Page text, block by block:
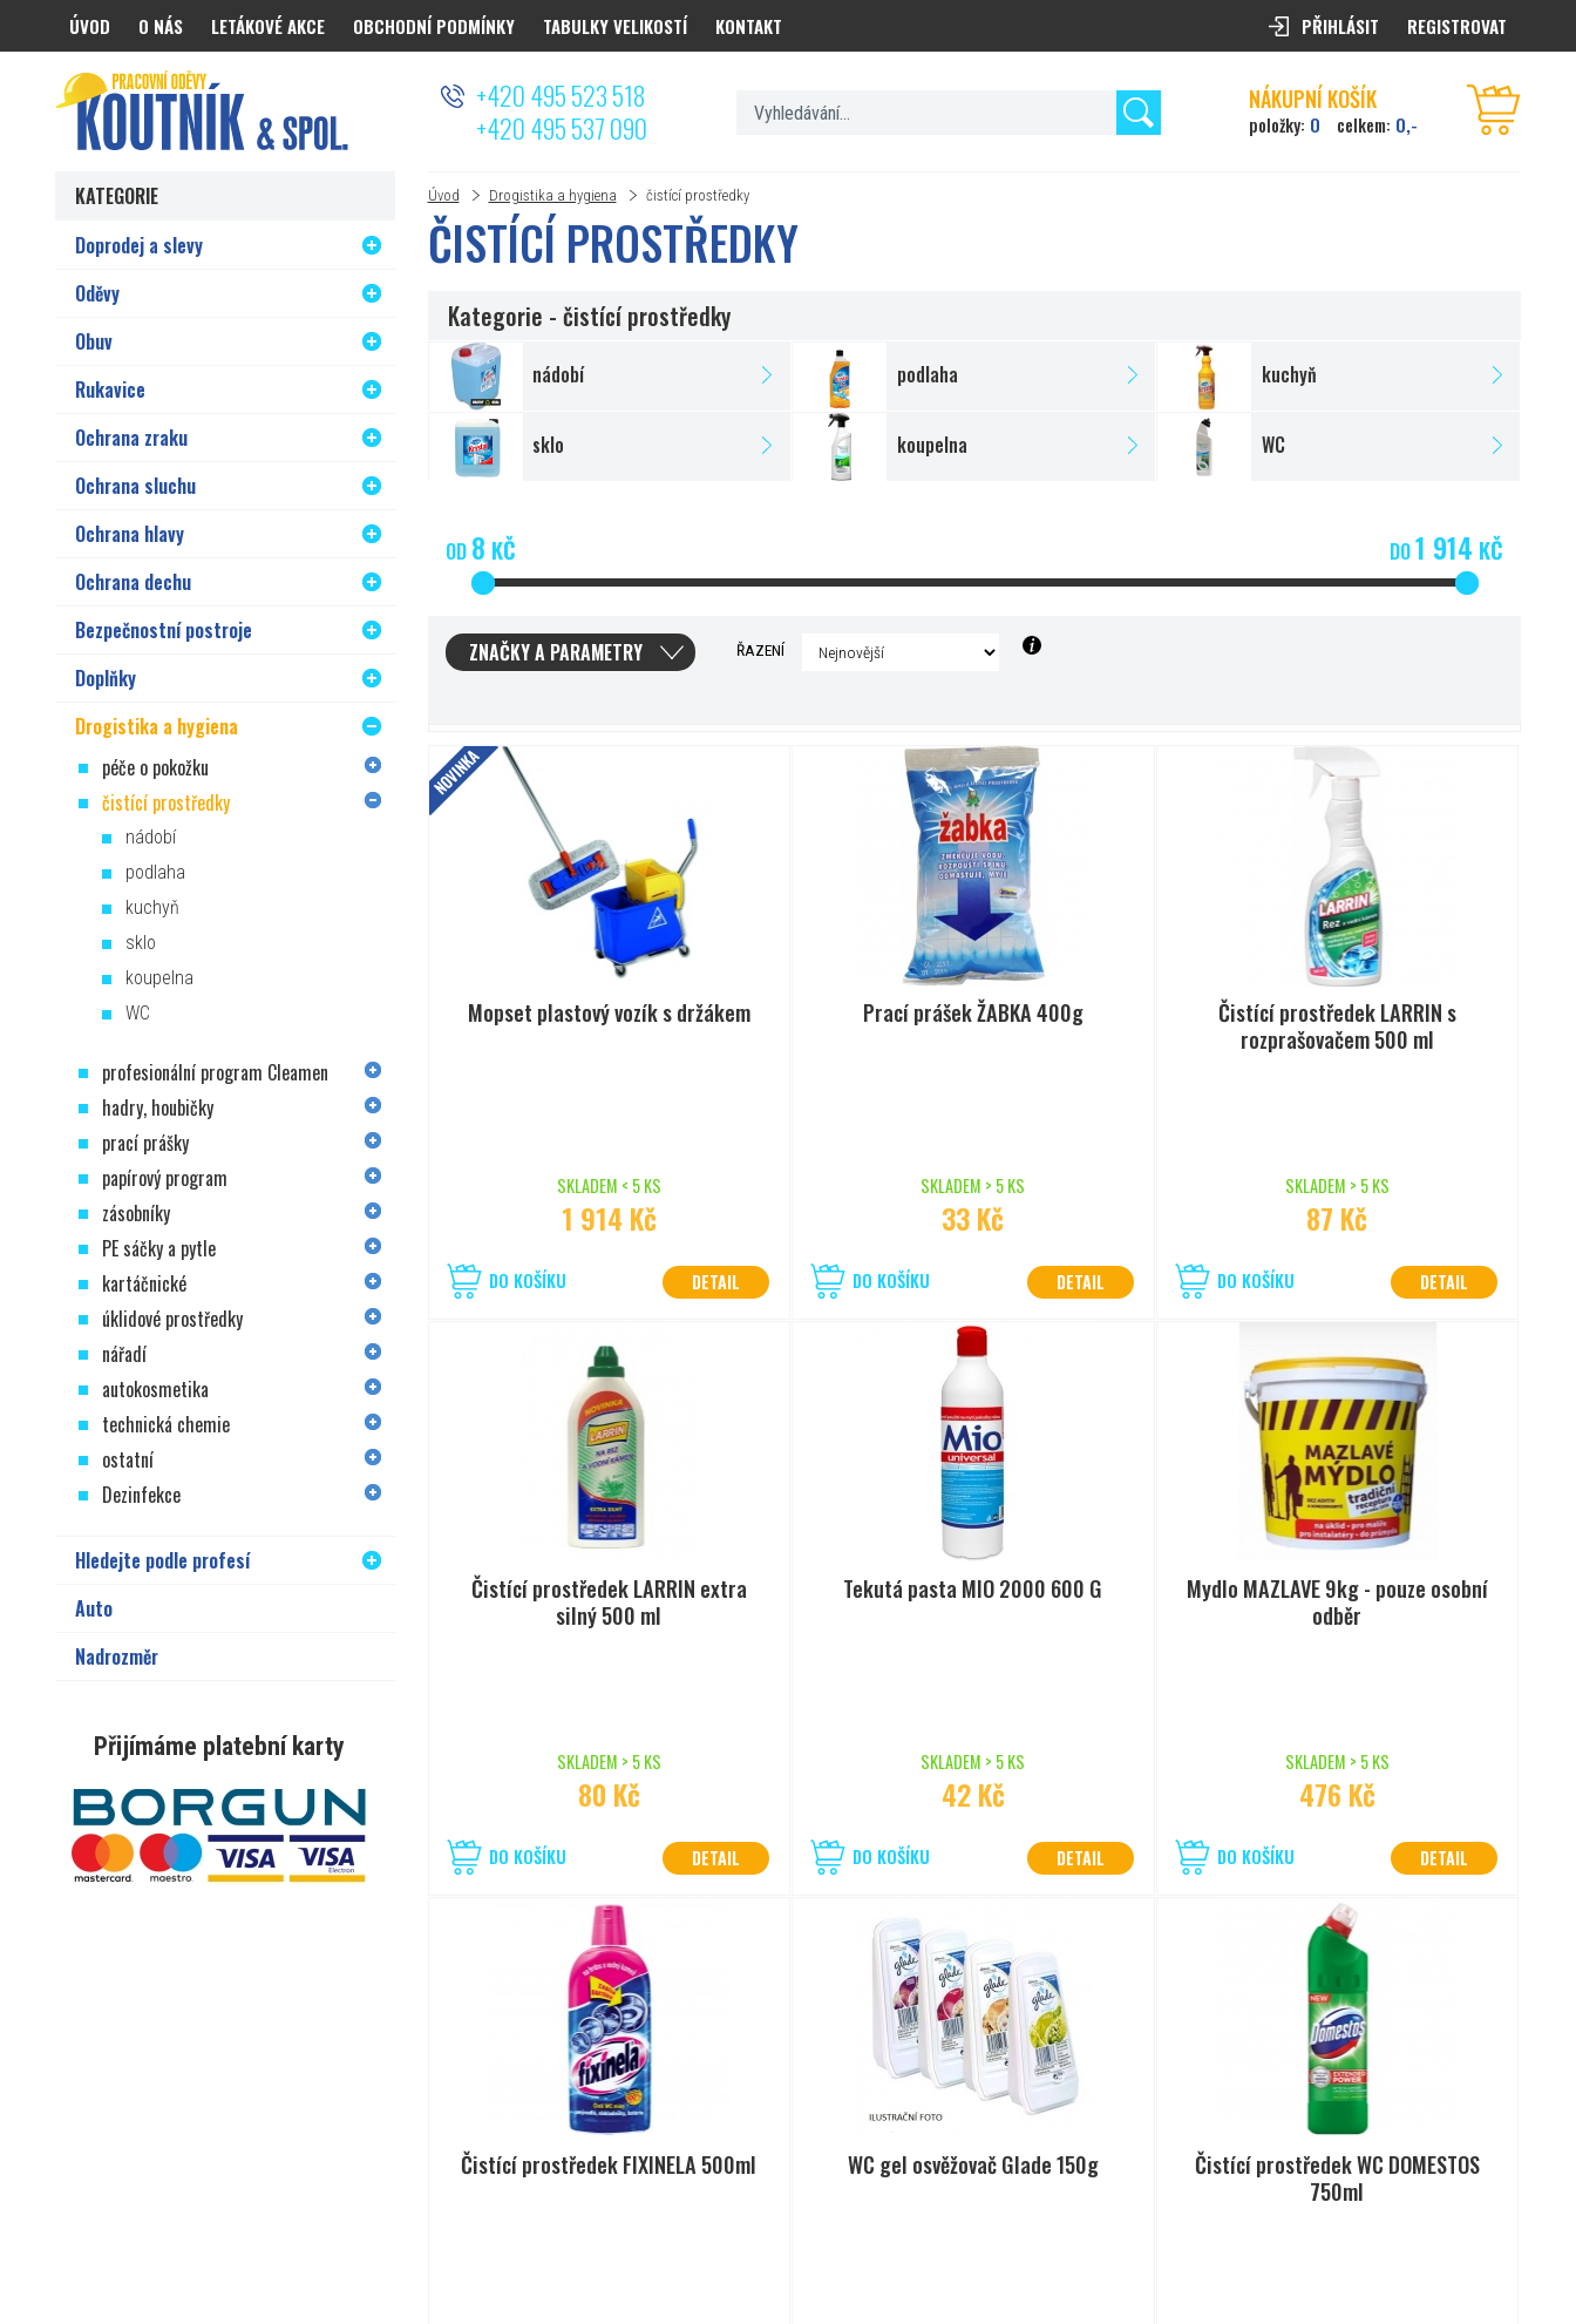
Koutnik.com
Úvod Drogistika a hygiena čistící prostředky
ČISTÍCÍ PROSTŘEDKY
Kategorie - čistící prostředky
nádobí podlaha kuchyň
sklo koupelna WC
OD 8 KČ DO1 914 KČ
ZNAČKY A PARAMETRY ŘAZENÍ
Mopset plastový vozík s držákem
SKLADEM < 5 KS
1 914 Kč
DETAIL
NOVINKA
DO KOŠÍKU
Prací prášek ŽABKA 400g
SKLADEM > 5 KS
33 Kč
DETAIL
DO KOŠÍKU
Čistící prostředek LARRIN s
rozprašovačem 500 ml
SKLADEM > 5 KS
87 Kč
DETAIL
DO KOŠÍKU
Čistící prostředek LARRIN extra
silný 500 ml
SKLADEM > 5 KS
80 Kč
DETAIL
DO KOŠÍKU
Tekutá pasta MIO 2000 600 G
SKLADEM > 5 KS
42 Kč
DETAIL
DO KOŠÍKU
Mydlo MAZLAVE 9kg - pouze osobní
odběr
SKLADEM > 5 KS
476 Kč
DETAIL
DO KOŠÍKU
Čistící prostředek FIXINELA 500ml WC gel osvěžovač Glade 150g
Čistící prostředek WC DOMESTOS
750ml
KATEGORIE
Doprodej a slevy
Oděvy
Obuv
Rukavice
Ochrana zraku
Ochrana sluchu
Ochrana hlavy
Ochrana dechu
Bezpečnostní postroje
Doplňky
Drogistika a hygiena
péče o pokožku
čistící prostředky
nádobí
podlaha
kuchyň
sklo
koupelna
WC
profesionální program Cleamen
hadry, houbičky
prací prášky
papírový program
zásobníky
PE sáčky a pytle
kartáčnické
úklidové prostředky
nářadí
autokosmetika
technická chemie
ostatní
Dezinfekce
Hledejte podle profesí
Auto
Nadrozměr
Přijímáme platební karty
ÚVOD O NÁS LETÁKOVÉ AKCE OBCHODNÍ PODMÍNKY TABULKY VELIKOSTÍ KONTAKT PŘIHLÁSIT REGISTROVAT
+420 495 523 518
+420 495 537 090
NÁKUPNÍ KOŠÍK
položky: 0 celkem: 0,-